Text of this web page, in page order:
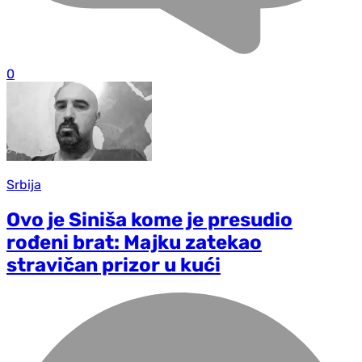
0
Srbija
Ovo je Siniša kome je presudio
rođeni brat: Majku zatekao
stravičan prizor u kući